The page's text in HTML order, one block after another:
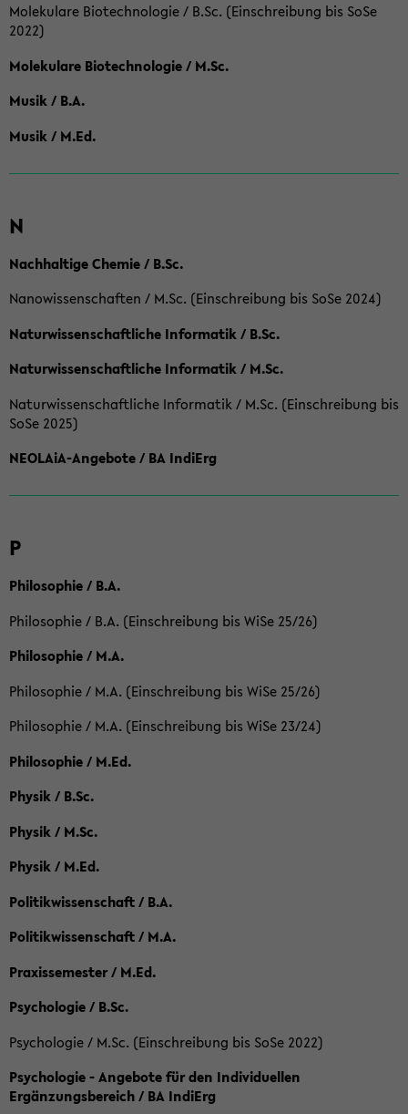
Molekulare Biotechnologie / B.Sc. (Einschreibung bis SoSe
2022)
Molekulare Biotechnologie / M.Sc.
Musik / B.A.
Musik / M.Ed.
N
Nachhaltige Chemie / B.Sc.
Nanowissenschaften / M.Sc. (Einschreibung bis SoSe 2024)
Naturwissenschaftliche Informatik / B.Sc.
Naturwissenschaftliche Informatik / M.Sc.
Naturwissenschaftliche Informatik / M.Sc. (Einschreibung bis
SoSe 2025)
NEOLAiA-Angebote / BA IndiErg
P
Philosophie / B.A.
Philosophie / B.A. (Einschreibung bis WiSe 25/26)
Philosophie / M.A.
Philosophie / M.A. (Einschreibung bis WiSe 25/26)
Philosophie / M.A. (Einschreibung bis WiSe 23/24)
Philosophie / M.Ed.
Physik / B.Sc.
Physik / M.Sc.
Physik / M.Ed.
Politikwissenschaft / B.A.
Politikwissenschaft / M.A.
Praxissemester / M.Ed.
Psychologie / B.Sc.
Psychologie / M.Sc. (Einschreibung bis SoSe 2022)
Psychologie - Angebote für den Individuellen
Ergänzungsbereich / BA IndiErg